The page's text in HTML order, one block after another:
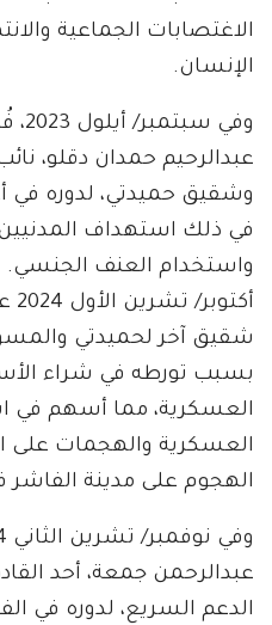
الاغتصابات الجماعية
الإنسان.
وفي
عبدالرحيم حمدان دقلو،
وشقيق حميدتي، لدوره
في ذلك استهداف
واستخدام العنف
شقيق آخر لحميدتي
بسبب تورطه في شراء
العسكرية، مما أسهم في
العسكرية والهجمات على
الهجوم على مدينة الفاشر
عبدالرحمن جمعة، أحد
الدعم السريع، لدوره في